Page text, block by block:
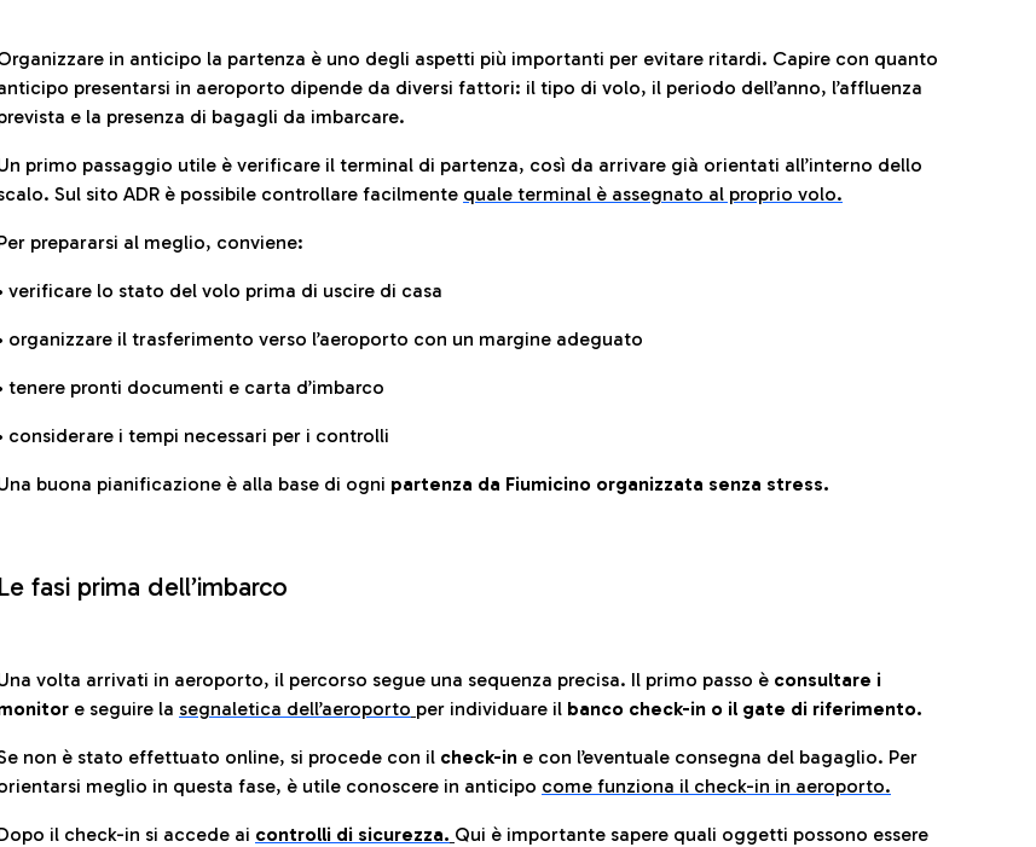
in anticipo la partenza è uno degli aspetti più importanti per evitare ritardi. Capire con quanto
presentarsi in aeroporto dipende da diversi fattori: il tipo di volo, il periodo dell’anno, l’affluenza
e la presenza di bagagli da imbarcare.
primo passaggio utile è verificare il terminal di partenza, così da arrivare già orientati all’interno dello
Sul sito ADR è possibile controllare facilmente quale terminal è assegnato al proprio volo.
prepararsi al meglio, conviene:
verificare lo stato del volo prima di uscire di casa
organizzare il trasferimento verso l’aeroporto con un margine adeguato
tenere pronti documenti e carta d’imbarco
considerare i tempi necessari per i controlli
buona pianificazione è alla base di ogni partenza da Fiumicino organizzata senza stress.
Le fasi prima dell’imbarco
volta arrivati in aeroporto, il percorso segue una sequenza precisa. Il primo passo è consultare i
e seguire la segnaletica dell’aeroporto per individuare il banco check-in o il gate di riferimento.
non è stato effettuato online, si procede con il check-in e con l’eventuale consegna del bagaglio. Per
meglio in questa fase, è utile conoscere in anticipo come funziona il check-in in aeroporto.
il check-in si accede ai controlli di sicurezza. Qui è importante sapere quali oggetti possono essere